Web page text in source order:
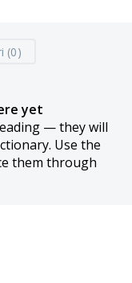
(0)
yet
— they will
Use the
them through